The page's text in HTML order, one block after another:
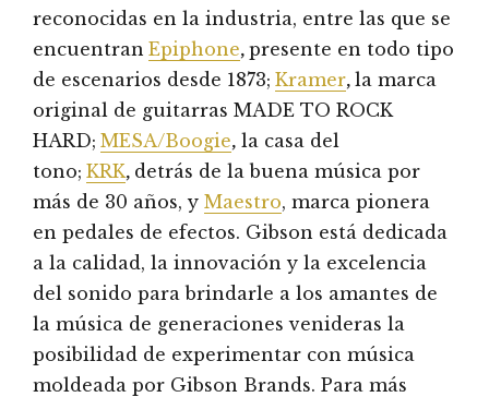
reconocidas en la industria, entre las que se
encuentran Epiphone, presente en todo tipo
de escenarios desde 1873; Kramer, la marca
original de guitarras MADE TO ROCK
HARD; MESA/Boogie, la casa del
tono; KRK, detrás de la buena música por
más de 30 años, y Maestro, marca pionera
en pedales de efectos. Gibson está dedicada
a la calidad, la innovación y la excelencia
del sonido para brindarle a los amantes de
la música de generaciones venideras la
posibilidad de experimentar con música
moldeada por Gibson Brands. Para más